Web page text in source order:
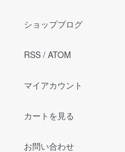
ショップブログ
RSS / ATOM
マイアカウント
カートを見る
お問い合わせ